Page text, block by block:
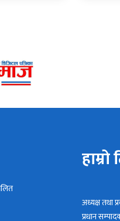
हाम्रो
अध्यक्ष तथा
प्रधान